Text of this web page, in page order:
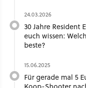
24.03.2026
30 Jahre Resident
euch wissen:
beste?
15.06.2025
Für gerade mal 5